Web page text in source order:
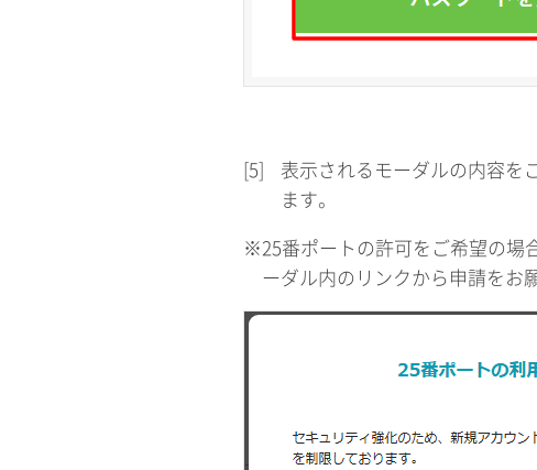
[5]
表示されるモーダルの内容を
ます。
※25番ポートの許可をご希望の場
ーダル内のリンクから申請をお